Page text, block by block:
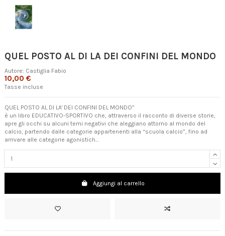
QUEL POSTO AL DI LA DEI CONFINI DEL MONDO
Autore: Castiglia Fabio
10,00 €
Tasse incluse
QUEL POSTO AL DI LA' DEI CONFINI DEL MONDO”
è un libro EDUCATIVO-SPORTIVO che, attraverso il racconto di diverse storie,
apre gli occhi su alcuni temi negativi che aleggiano attorno al mondo del
calcio, partendo dalle categorie appartenenti alla “scuola calcio”, fino ad
arrivare alle categorie agonistich...
Aggiungi al carrello